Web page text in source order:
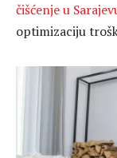
čišćenje u
optimizaciju